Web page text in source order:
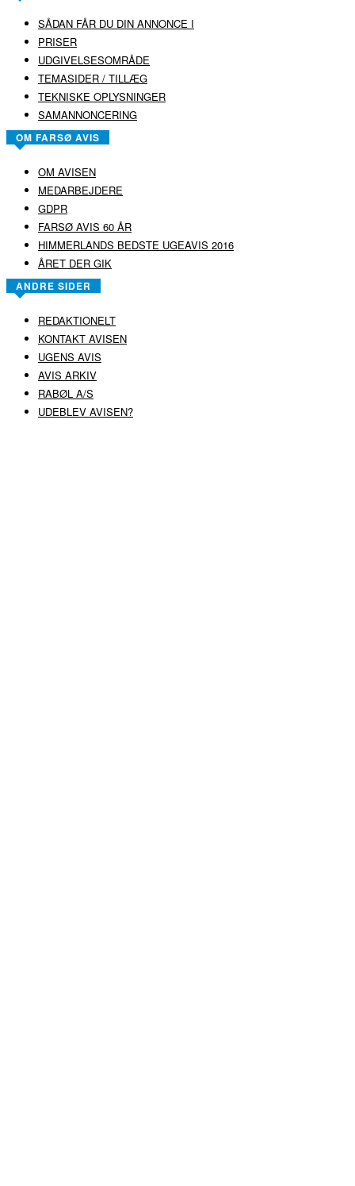
SÅDAN FÅR DU DIN ANNONCE I
PRISER
UDGIVELSESOMRÅDE
TEMASIDER / TILLÆG
TEKNISKE OPLYSNINGER
SAMANNONCERING
OM FARSØ AVIS
OM AVISEN
MEDARBEJDERE
GDPR
FARSØ AVIS 60 ÅR
HIMMERLANDS BEDSTE UGEAVIS 2016
ÅRET DER GIK
ANDRE SIDER
REDAKTIONELT
KONTAKT AVISEN
UGENS AVIS
AVIS ARKIV
RABØL A/S
UDEBLEV AVISEN?